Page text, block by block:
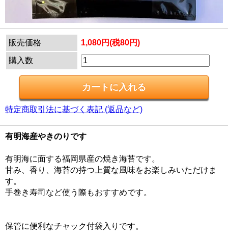
販売価格 1,080円(税80円)
購入数
特定商取引法に基づく表記 (返品など)
有明海産やきのりです
有明海に面する福岡県産の焼き海苔です。
甘み、香り、海苔の持つ上質な風味をお楽しみいただけま
す。
手巻き寿司など使う際もおすすめです。
保管に便利なチャック付袋入りです。